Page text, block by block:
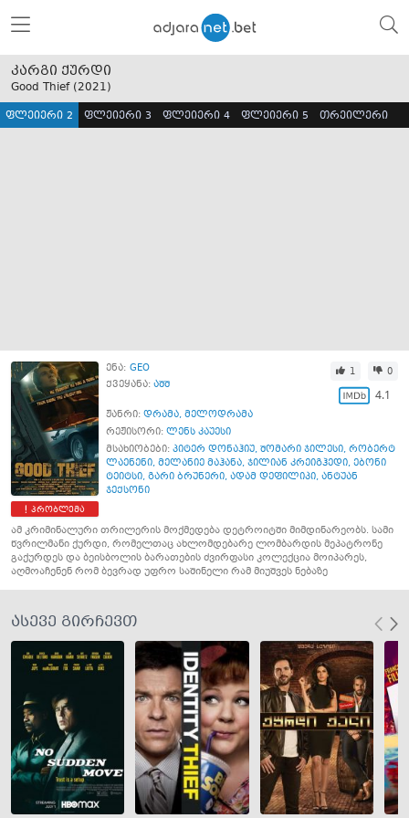
კარგი ქურდი
Good Thief (2021)
ფლეიერი 2 ფლეიერი 3 ფლეიერი 4 ფლეიერი 5 თრეილერი
პრობლემა
ენა: GEO
ქვეყანა: აშშ
1 0
4.1
ჟანრი: დრამა, მელოდრამა
რეჟისორი: ლენს კაუესი
მსახიობები: პიტერ დონაჰიუ, შომარი ჯილესი, რობერტ
ლაენენი, მელანიე მაჰანა, ჯილიან კრეიგჰედი, ებონი
ტეიტსი, გარი ბრუნერი, ადამ დეფილიპი, ანტუან
ჯექსონი
ამ კრიმინალური თრილერის მოქმედება დეტროიტში მიმდინარეობს. სამი
წვრილმანი ქურდი, რომელთაც ახლომდებარე ლომბარდის მეპატრონე
გაქურდეს და ბეისბოლის ბარათების ძვირფასი კოლექცია მოიპარეს,
აღმოაჩენენ რომ ბევრად უფრო საშინელი რამ მიუშვეს ნებაზე
ასევე გირჩევთ